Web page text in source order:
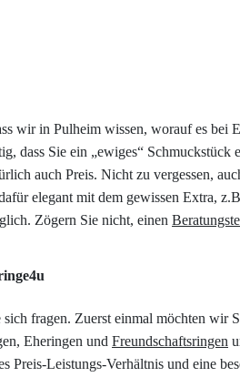
wir in Pulheim wissen, worauf es bei
dass Sie ein „ewiges“
auch Preis. Nicht zu vergessen,
elegant mit dem gewissen Extra,
Zögern Sie nicht, einen
fragen. Zuerst einmal möchten wir
Eheringen und Freundschaftsringen
Preis-Leistungs-Verhältnis und eine